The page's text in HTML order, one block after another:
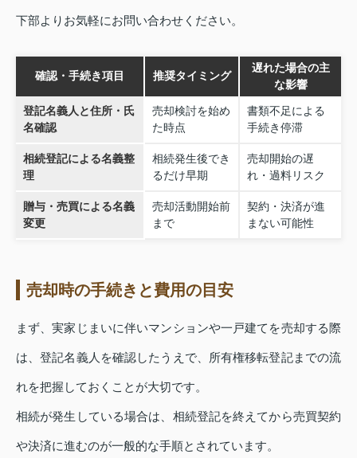
下部よりお気軽にお問い合わせください。
確認・手続き項目 推奨タイミング
遅れた場合の主
な影響
登記名義人と住所・氏
名確認
売却検討を始め
た時点
書類不足による
手続き停滞
相続登記による名義整
理
相続発生後でき
るだけ早期
売却開始の遅
れ・過料リスク
贈与・売買による名義
変更
売却活動開始前
まで
契約・決済が進
まない可能性
売却時の手続きと費用の目安
まず、実家じまいに伴いマンションや一戸建てを売却する際
は、登記名義人を確認したうえで、所有権移転登記までの流
れを把握しておくことが大切です。
相続が発生している場合は、相続登記を終えてから売買契約
や決済に進むのが一般的な手順とされています。